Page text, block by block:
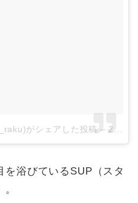
がシェアした投稿 – 2017年 7月月19日午前7時56分PDT
浴びているSUP（スタ